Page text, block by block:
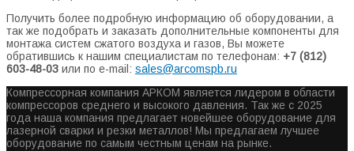
Получить более подробную информацию об оборудовании, а
так же подобрать и заказать дополнительные компоненты для
монтажа систем сжатого воздуха и газов, Вы можете
обратившись к нашим специалистам по телефонам: +7 (812)
603-48-03 или по e-mail: sales@arcomspb.ru
Компрессорная компания АРКОМ является лидером в области
компрессоров среднего и высокого давления. Так же с 2025
года наша компания предлагает новейшее оборудование для
лазерной сварки и резки металлов! Мы предлагаем лучшее
оборудование по самым честным ценам на рынке.